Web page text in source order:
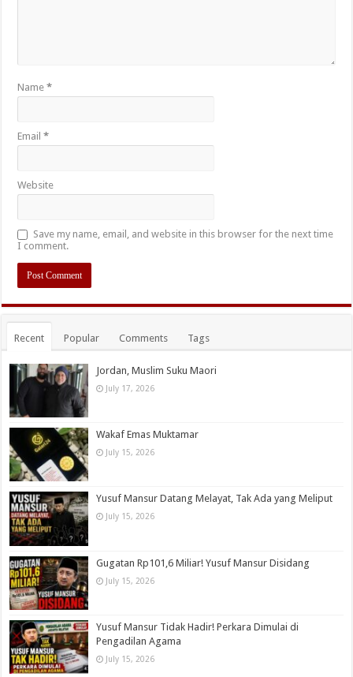
Name*
Email*
Website
Save my name, email, and website in this browser for the next time
I comment.
Recent Popular Comments Tags
Jordan, Muslim Suku Maori
July 17, 2026
Wakaf Emas Muktamar
July 15, 2026
Yusuf Mansur Datang Melayat, Tak Ada yang Meliput
July 15, 2026
Gugatan Rp101,6 Miliar! Yusuf Mansur Disidang
July 15, 2026
Yusuf Mansur Tidak Hadir! Perkara Dimulai di
Pengadilan Agama
July 15, 2026